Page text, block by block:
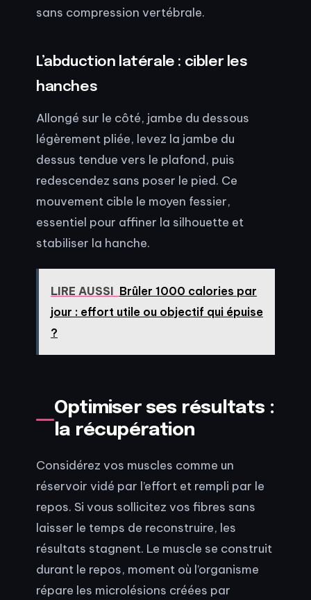
sans compression vertébrale.
L’abduction latérale : cibler les
hanches
Allongé sur le côté, jambe du dessous
légèrement pliée, levez la jambe du
dessus tendue vers le plafond, puis
redescendez sans poser le pied. Ce
mouvement cible le moyen fessier,
essentiel pour affiner la silhouette et
stabiliser la hanche.
LIRE AUSSI Brûler 1000 calories par
jour : effort utile ou objectif qui épuise
?
Optimiser ses résultats :
la récupération
Considérez vos muscles comme un
réservoir vidé par l’effort et rempli par le
repos. Si vous sollicitez vos fibres sans
laisser le temps de reconstruire, les
résultats stagnent. Le muscle se construit
durant le repos, moment où l’organisme
répare les microlésions créées par